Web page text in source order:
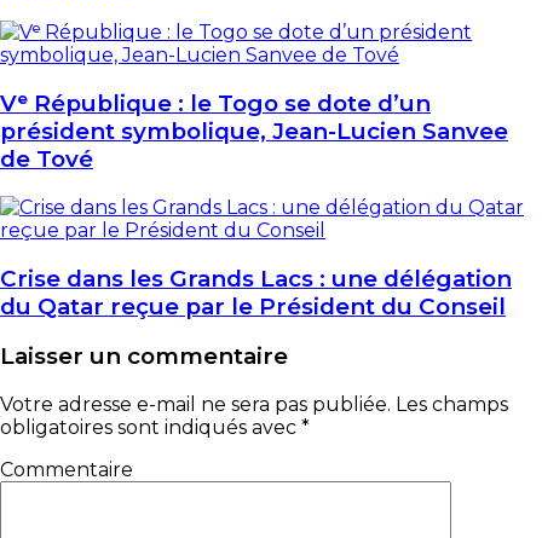
Vᵉ République : le Togo se dote d’un
président symbolique, Jean-Lucien Sanvee
de Tové
Crise dans les Grands Lacs : une délégation
du Qatar reçue par le Président du Conseil
Laisser un commentaire
Votre adresse e-mail ne sera pas publiée. Les champs
obligatoires sont indiqués avec *
Commentaire